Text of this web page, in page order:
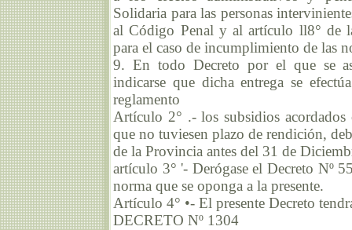
Solidaria para las personas
al Código Penal y al artículo ll8° de
para el caso de incumplimiento de las
9. En todo Decreto por el que se
indicarse que dicha entrega se
reglamento
Artículo 2° .- los subsidios acordados
que no tuviesen plazo de rendición,
de la Provincia antes del 31 de
artículo 3° '- Derógase el Decreto Nº
norma que se oponga a la presente.
Artículo 4° •- El presente Decreto
DECRETO Nº 1304